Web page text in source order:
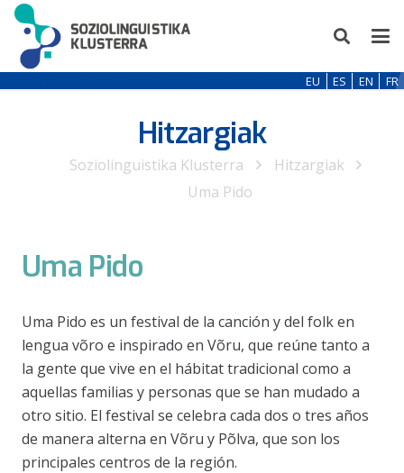
EU ES EN FR
Hitzargiak
Soziolinguistika Klusterra
Hitzargiak
Uma Pido
Uma Pido
Uma Pido es un festival de la canción y del folk en
lengua võro e inspirado en Võru, que reúne tanto a
la gente que vive en el hábitat tradicional como a
aquellas familias y personas que se han mudado a
otro sitio. El festival se celebra cada dos o tres años
de manera alterna en Võru y Põlva, que son los
principales centros de la región.